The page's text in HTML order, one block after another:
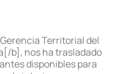
Territorial del
b], nos ha trasladado
disponibles para